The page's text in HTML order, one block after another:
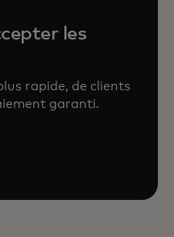
les
rapide, de clients
garanti.